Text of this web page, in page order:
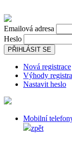
Emailová adresa
Heslo
PŘIHLÁSIT SE
Nová registrace
Výhody
Nastavit heslo
Mobilní
zpět